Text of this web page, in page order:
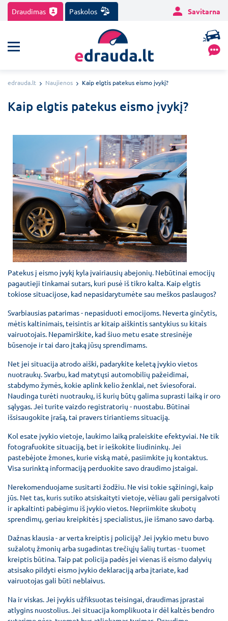
Draudimas Paskolos Savitarna
edrauda.lt Naujienos Kaip elgtis patekus eismo įvykį?
Kaip elgtis patekus eismo įvykį?
Patekus į eismo įvykį kyla įvairiausių abejonių. Nebūtinai emocijų
pagautieji tinkamai sutars, kuri pusė iš tikro kalta. Kaip elgtis
tokiose situacijose, kad nepasidarytumėte sau meškos paslaugos?
Svarbiausias patarimas - nepasiduoti emocijoms. Neverta ginčytis,
mėtis kaltinimais, teisintis ar kitaip aiškintis santykius su kitais
vairuotojais. Nepamirškite, kad šiuo metu esate stresinėje
būsenoje ir tai daro įtaką jūsų sprendimams.
Net jei situacija atrodo aiški, padarykite keletą įvykio vietos
nuotraukų. Svarbu, kad matytųsi automobilių pažeidimai,
stabdymo žymės, kokie aplink kelio ženklai, net šviesoforai.
Naudinga turėti nuotraukų, iš kurių būtų galima suprasti laiką ir oro
sąlygas. Jei turite vaizdo registratorių - nuostabu. Būtinai
išsisaugokite įrašą, tai pravers tiriantiems situaciją.
Kol esate įvykio vietoje, laukimo laiką praleiskite efektyviai. Ne tik
fotografuokite situaciją, bet ir ieškokite liudininkų. Jei
pastebėjote žmones, kurie viską matė, pasiimkite jų kontaktus.
Visa surinktą informaciją perduokite savo draudimo įstaigai.
Nerekomenduojame susitarti žodžiu. Ne visi tokie sąžiningi, kaip
jūs. Net tas, kuris sutiko atsiskaityti vietoje, vėliau gali persigalvoti
ir apkaltinti pabėgimu iš įvykio vietos. Nepriimkite skubotų
sprendimų, geriau kreipkitės į specialistus, jie išmano savo darbą.
Dažnas klausia - ar verta kreiptis į policiją? Jei įvykio metu buvo
sužalotų žmonių arba sugadintas trečiųjų šalių turtas - tuomet
kreiptis būtina. Taip pat policija padės jei vienas iš eismo dalyvių
atsisako pildyti eismo įvykio deklaraciją arba įtariate, kad
vairuotojas gali būti neblaivus.
Na ir viskas. Jei įvykis užfiksuotas teisingai, draudimas įprastai
atlygins nuostolius. Jei situacija komplikuota ir dėl kaltės bendro